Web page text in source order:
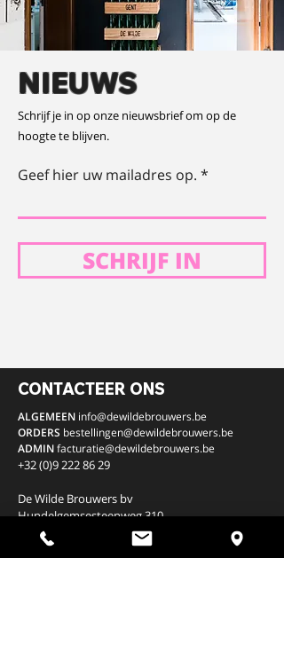
NIEUWS
Schrijf je in op onze nieuwsbrief om op de
hoogte te blijven.
Geef hier uw mailadres op.
SCHRIJF IN
CONTACTEER ONS
ALGEMEEN info@dewildebrouwers.be
ORDERS bestellingen@dewildebrouwers.be
ADMINfacturatie@dewildebrouwers.be
+32 (0)9 222 86 29
De Wilde Brouwers bv
Hundelgemsesteenweg 310
9820 Merelbeke,
België
0669.569.125